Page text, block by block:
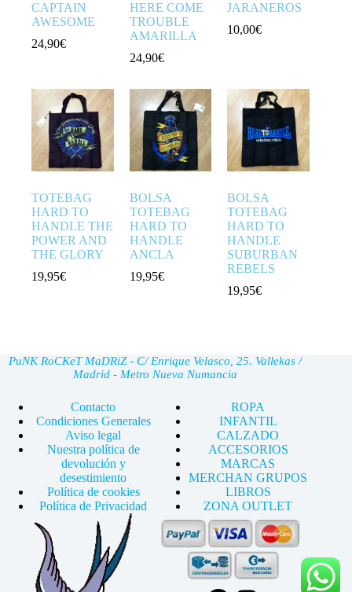
CAPTAIN
AWESOME
24,90€
HERE COME
TROUBLE
AMARILLA
24,90€
JARANEROS
10,00€
TOTEBAG
HARD TO
HANDLE THE
POWER AND
THE GLORY
19,95€
BOLSA
TOTEBAG
HARD TO
HANDLE
ANCLA
19,95€
BOLSA
TOTEBAG
HARD TO
HANDLE
SUBURBAN
REBELS
19,95€
PuNK RoCKeT MaDRiZ - C/ Enrique Velasco, 25. Vallekas /
Madrid - Metro Nueva Numancia
Contacto
Condiciones Generales
Aviso legal
Nuestra política de
devolución y
desestimiento
Política de cookies
Política de Privacidad
ROPA
INFANTIL
CALZADO
ACCESORIOS
MARCAS
MERCHAN GRUPOS
LIBROS
ZONA OUTLET